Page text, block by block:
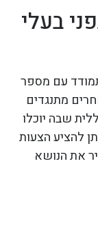
בעלי
עם מספר
מתנגדים
שבה יוכלו
להציע הצעות
את הנושא